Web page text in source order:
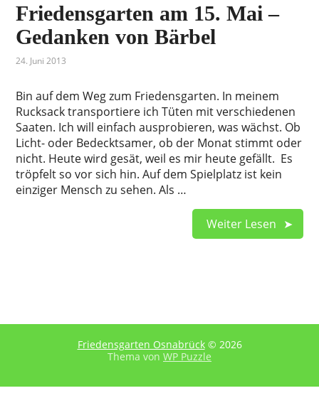
Friedensgarten am 15. Mai –
Gedanken von Bärbel
24. Juni 2013
Bin auf dem Weg zum Friedensgarten. In meinem
Rucksack transportiere ich Tüten mit verschiedenen
Saaten. Ich will einfach ausprobieren, was wächst. Ob
Licht- oder Bedecktsamer, ob der Monat stimmt oder
nicht. Heute wird gesät, weil es mir heute gefällt. Es
tröpfelt so vor sich hin. Auf dem Spielplatz ist kein
einziger Mensch zu sehen. Als …
Weiter Lesen
Friedensgarten Osnabrück© 2026
Thema von WP Puzzle